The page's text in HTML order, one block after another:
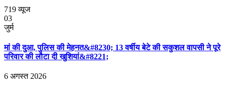
719व्यूज
03
जुर्म
मां की दुआ, पुलिस की मेहनत&#8230; 13 वर्षीय बेटे की सकुशल वापसी ने पूरे
परिवार की लौटा दी खुशियां&#8221;
6 अगस्त 2026